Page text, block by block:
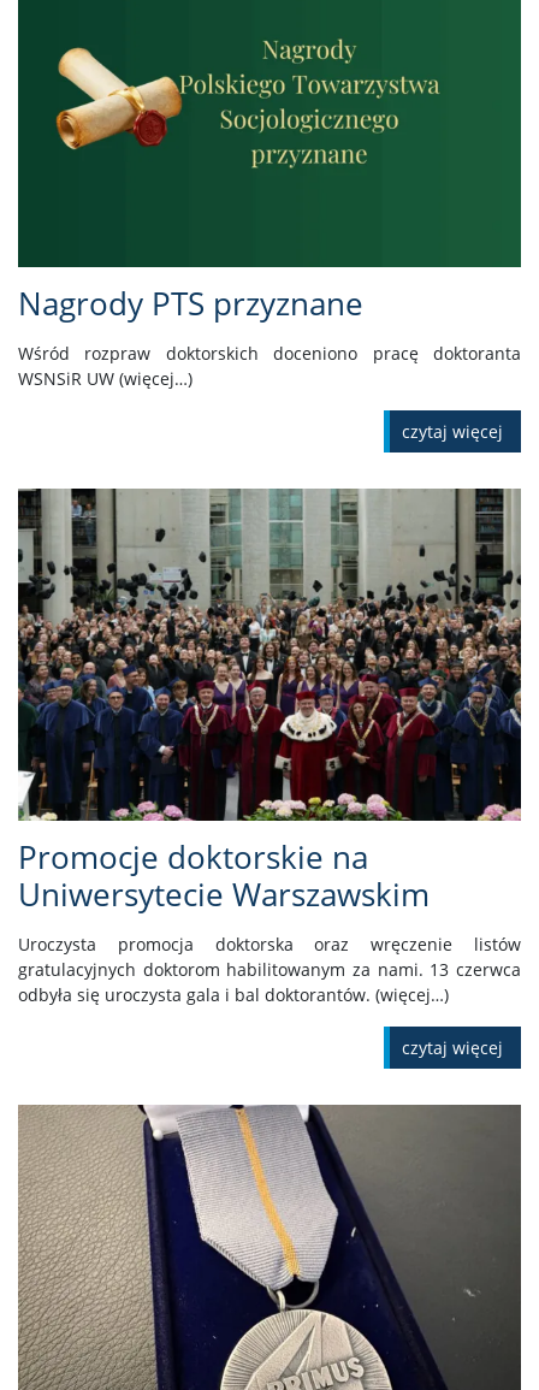
Nagrody PTS przyznane
Wśród rozpraw doktorskich doceniono pracę doktoranta
WSNSiR UW (więcej…)
czytaj więcej
Promocje doktorskie na
Uniwersytecie Warszawskim
Uroczysta promocja doktorska oraz wręczenie listów
gratulacyjnych doktorom habilitowanym za nami. 13 czerwca
odbyła się uroczysta gala i bal doktorantów. (więcej…)
czytaj więcej